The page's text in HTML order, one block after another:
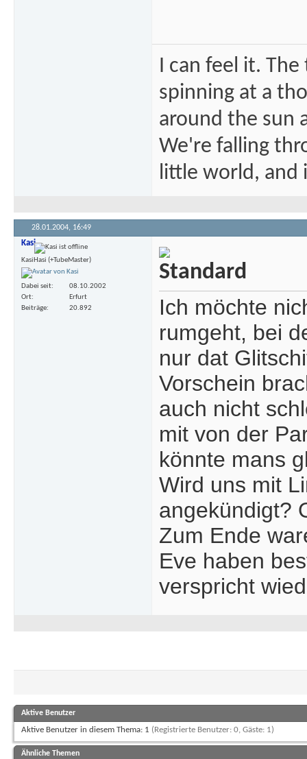
I can feel it.
spinning at a
around the sun
We're falling
little world, and
28.01.2004, 16:49
Kasi
KasiHasi (+TubeMaster)
Dabei seit
08.10.2002
Ort
Erfurt
Beiträge
20.892
Ich möchte
rumgeht, bei
nur dat
Vorschein
auch nicht
mit von der
könnte mans
Wird uns mit
angekündigt?
Zum Ende
Eve haben
verspricht
Aktive Benutzer
Aktive Benutzer in diesem Thema: 1 (Registrierte Benutzer: 0, Gäste: 1)
Ähnliche Themen